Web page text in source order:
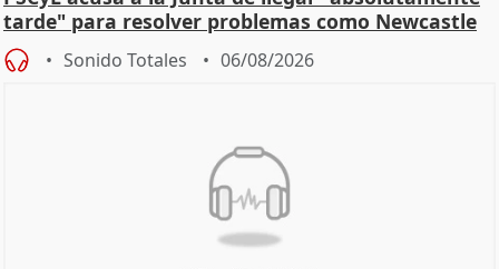
tarde" para resolver problemas como Newcastle
Sonido Totales 06/08/2026